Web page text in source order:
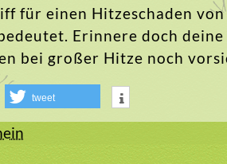
für einen Hitzeschaden von
Erinnere doch
bei großer Hitze noch
tweet